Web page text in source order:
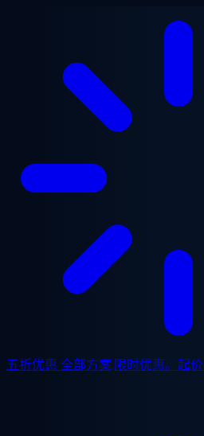
五折优惠 全部方案,限时优惠。起价